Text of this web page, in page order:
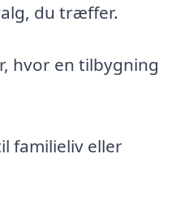
du træffer.
hvor en tilbygning
familieliv eller